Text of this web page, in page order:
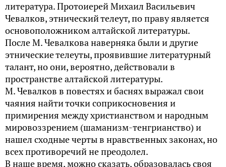
литература. Протоиерей Михаил Васильевич
Чевалков, этнический телеут, по праву является
основоположником алтайской литературы.
После М. Чевалкова наверняка были и другие
этнические телеуты, проявившие литературный
талант, но они, вероятно, действовали в
пространстве алтайской литературы.
М. Чевалков в повестях и баснях выражал свои
чаяния найти точки соприкосновения и
примирения между христианством и народным
мировоззрением (шаманизм-тенгрианство) и
нашел сходные черты в нравственных законах, но
всех противоречий не преодолел.
В наше время, можно сказать, образовалась своя